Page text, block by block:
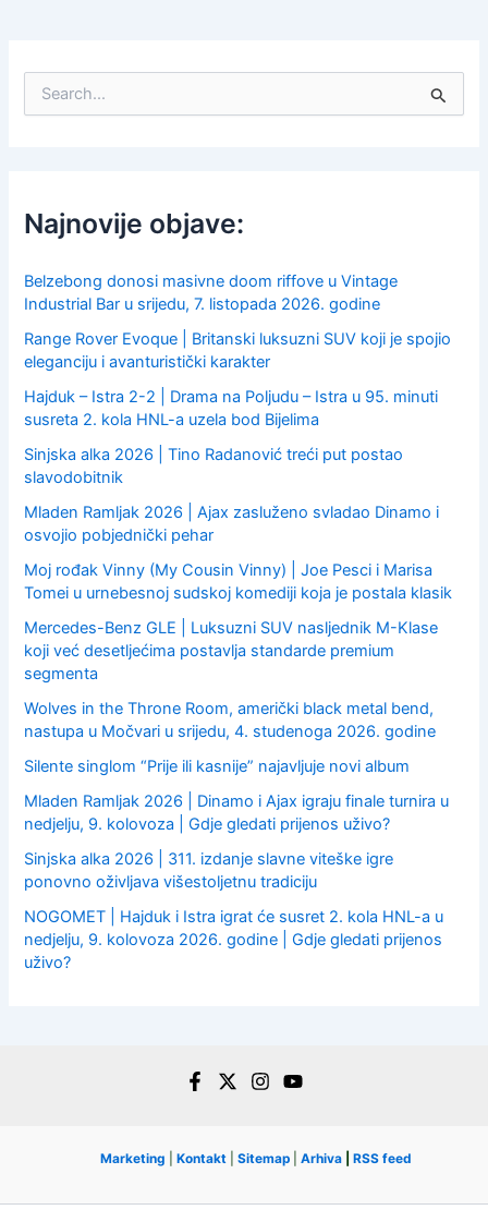
f
o
:
Najnovije objave:
Belzebong donosi masivne doom riffove u Vintage
Industrial Bar u srijedu, 7. listopada 2026. godine
Range Rover Evoque | Britanski luksuzni SUV koji je spojio
eleganciju i avanturistički karakter
Hajduk – Istra 2-2 | Drama na Poljudu – Istra u 95. minuti
susreta 2. kola HNL-a uzela bod Bijelima
Sinjska alka 2026 | Tino Radanović treći put postao
slavodobitnik
Mladen Ramljak 2026 | Ajax zasluženo svladao Dinamo i
osvojio pobjednički pehar
Moj rođak Vinny (My Cousin Vinny) | Joe Pesci i Marisa
Tomei u urnebesnoj sudskoj komediji koja je postala klasik
Mercedes-Benz GLE | Luksuzni SUV nasljednik M-Klase
koji već desetljećima postavlja standarde premium
segmenta
Wolves in the Throne Room, američki black metal bend,
nastupa u Močvari u srijedu, 4. studenoga 2026. godine
Silente singlom “Prije ili kasnije” najavljuje novi album
Mladen Ramljak 2026 | Dinamo i Ajax igraju finale turnira u
nedjelju, 9. kolovoza | Gdje gledati prijenos uživo?
Sinjska alka 2026 | 311. izdanje slavne viteške igre
ponovno oživljava višestoljetnu tradiciju
NOGOMET | Hajduk i Istra igrat će susret 2. kola HNL-a u
nedjelju, 9. kolovoza 2026. godine | Gdje gledati prijenos
uživo?
Marketing Kontakt Sitemap Arhiva RSS feed